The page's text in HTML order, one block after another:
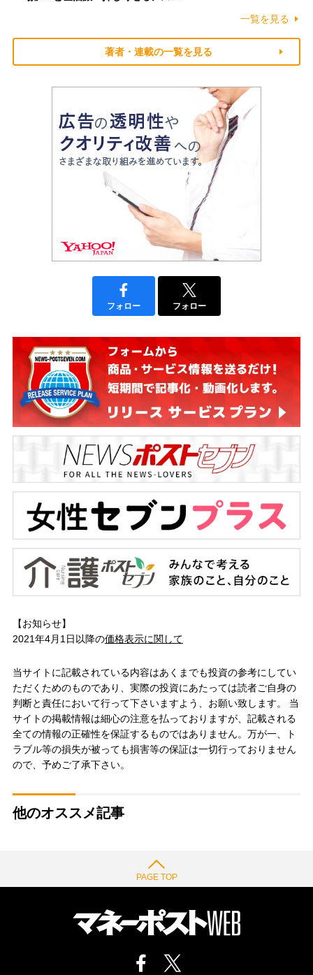
一覧を見る
著者・連載の一覧を見る
フォロー フォロー
【お知らせ】
2021年4月1日以降の価格表示に関して
当サイトに記載されている内容はあくまでも投資の参考にしてい
ただくためのものであり、実際の投資にあたっては読者ご自身の
判断と責任において行って下さいますよう、お願い致します。 当
サイトの掲載情報は細心の注意を払っておりますが、記載される
全ての情報の正確性を保証するものではありません。万が一、ト
ラブル等の損失が被っても損害等の保証は一切行っておりません
ので、予めご了承下さい。
他のオススメ記事
PAGE TOP